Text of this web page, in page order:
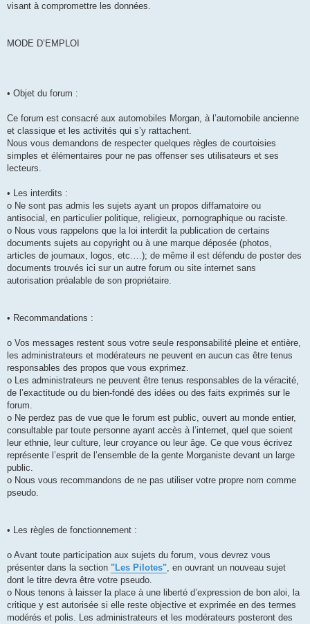
visant à compromettre les données.
MODE D’EMPLOI
• Objet du forum :
Ce forum est consacré aux automobiles Morgan, à l’automobile ancienne
et classique et les activités qui s’y rattachent.
Nous vous demandons de respecter quelques règles de courtoisies
simples et élémentaires pour ne pas offenser ses utilisateurs et ses
lecteurs.
• Les interdits :
o Ne sont pas admis les sujets ayant un propos diffamatoire ou
antisocial, en particulier politique, religieux, pornographique ou raciste.
o Nous vous rappelons que la loi interdit la publication de certains
documents sujets au copyright ou à une marque déposée (photos,
articles de journaux, logos, etc.…); de même il est défendu de poster des
documents trouvés ici sur un autre forum ou site internet sans
autorisation préalable de son propriétaire.
• Recommandations :
o Vos messages restent sous votre seule responsabilité pleine et entière,
les administrateurs et modérateurs ne peuvent en aucun cas être tenus
responsables des propos que vous exprimez.
o Les administrateurs ne peuvent être tenus responsables de la véracité,
de l’exactitude ou du bien-fondé des idées ou des faits exprimés sur le
forum.
o Ne perdez pas de vue que le forum est public, ouvert au monde entier,
consultable par toute personne ayant accès à l’internet, quel que soient
leur ethnie, leur culture, leur croyance ou leur âge. Ce que vous écrivez
représente l’esprit de l’ensemble de la gente Morganiste devant un large
public.
o Nous vous recommandons de ne pas utiliser votre propre nom comme
pseudo.
• Les règles de fonctionnement :
o Avant toute participation aux sujets du forum, vous devrez vous
présenter dans la section "Les Pilotes", en ouvrant un nouveau sujet
dont le titre devra être votre pseudo.
o Nous tenons à laisser la place à une liberté d’expression de bon aloi, la
critique y est autorisée si elle reste objective et exprimée en des termes
modérés et polis. Les administrateurs et les modérateurs posteront des